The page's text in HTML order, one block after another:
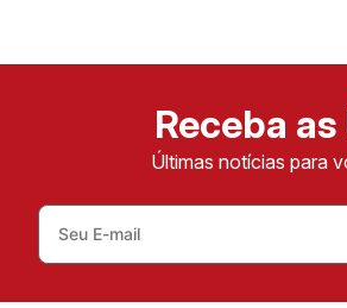
Receba
Últimas notícias para